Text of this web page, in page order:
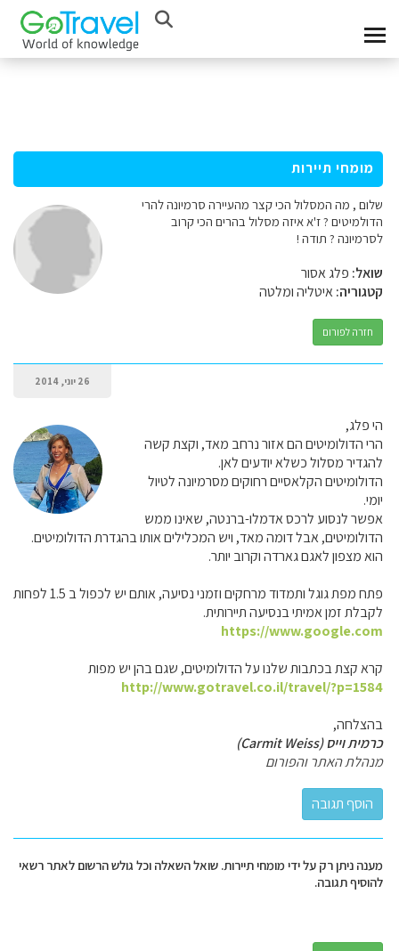
מומחי תיירות
שלום , מה המסלול הכי קצר מהעיירה סרמיונה להרי
הדולמיטים ? ז'א איזה מסלול בהרים הכי קרוב
לסרמיונה ? תודה !
שואל: פלג אסור
קטגוריה:איטליה ומלטה
חזרה לפורום
26 יוני, 2014
הי פלג,
הרי הדולומיטים הם אזור נרחב מאד, וקצת קשה
להגדיר מסלול כשלא יודעים לאן.
הדולומיטים הקלאסיים רחוקים מסרמיונה לטיול
יומי.
אפשר לנסוע לרכס אדמלו-ברנטה, שאינו ממש
הדולומיטים, אבל דומה מאד, ויש המכלילים אותו בהגדרת הדולומיטים.
הוא מצפון לאגם גארדה וקרוב יותר.
פתח מפת גוגל ותמדוד מרחקים וזמני נסיעה, אותם יש לכפול ב 1.5 לפחות
לקבלת זמן אמיתי בנסיעה תיירותית.
https://www.google.com
קרא קצת בכתבות שלנו על הדולומיטים, שגם בהן יש מפות
http://www.gotravel.co.il/travel/?p=1584
בהצלחה,
כרמית וייס (Carmit Weiss)
מנהלת האתר והפורום
מענה ניתן רק על ידי מומחי תיירות. שואל השאלה וכל גולש הרשום לאתר רשאי
להוסיף תגובה.